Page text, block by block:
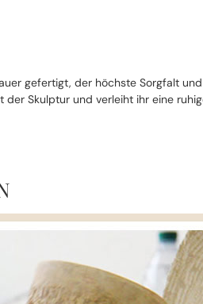
gefertigt, der höchste Sorgfalt
Skulptur und verleiht ihr eine